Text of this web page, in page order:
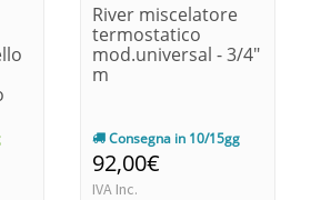
River miscelatore
termostatico
mod.universal - 3/4"
m
Consegna in 10/15gg
92,00€
IVA Inc.